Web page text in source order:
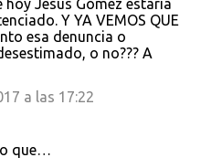
hoy Jesús Gómez estaría
Y YA VEMOS QUE
esa denuncia o
o no??? A
a las 17:22
que…